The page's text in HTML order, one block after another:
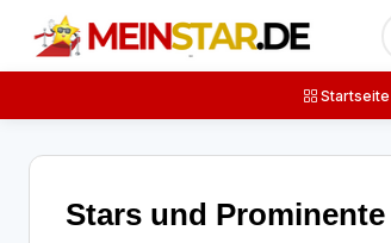
Startseite
Stars und